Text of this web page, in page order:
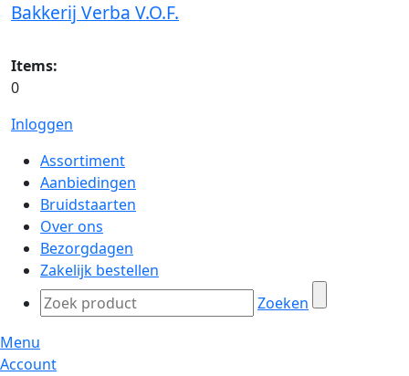
Bakkerij Verba V.O.F.
Items:
0
Inloggen
Assortiment
Aanbiedingen
Bruidstaarten
Over ons
Bezorgdagen
Zakelijk bestellen
Zoeken
Menu
Account